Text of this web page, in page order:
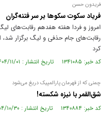
فریدون حسن
فریاد سکوت سکو‌ها بر سر فتنه‌گران
امروز و فردا هفته هفدهم رقابت‌های
رقابت‌های جام حذفی و لیگ برگزار شد،
کرد
کد خبر: ۱۳۴۱۰۸۵ تاریخ انتشار : ۱۴۰۴/۱۱/۰۱
چمنی که از قهرمان پارالمپیک دریغ می‌شود
شق‌القمر با نیزه شکسته!
کد خبر: ۱۳۴۰۸۸۴ تاریخ انتشار : ۱۴۰۴/۱۰/۳۰